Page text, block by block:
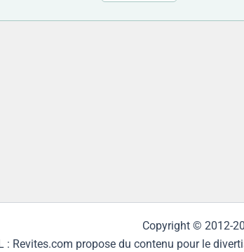
Copyright © 2012-
: Revites.com propose du contenu pour le